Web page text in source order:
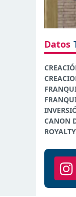
Datos
CANON
ROYALTY